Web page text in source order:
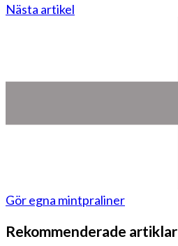
Nästa artikel
Gör egna mintpraliner
Rekommenderade artiklar